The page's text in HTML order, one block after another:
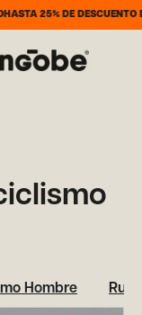
25% DE DESCUENTO
Hombre